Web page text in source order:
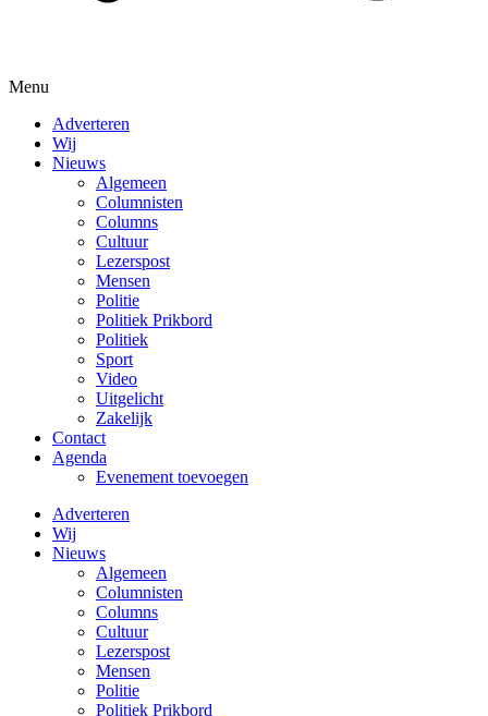
Menu
Adverteren
Wij
Nieuws
Algemeen
Columnisten
Columns
Cultuur
Lezerspost
Mensen
Politie
Politiek Prikbord
Politiek
Sport
Video
Uitgelicht
Zakelijk
Contact
Agenda
Evenement toevoegen
Adverteren
Wij
Nieuws
Algemeen
Columnisten
Columns
Cultuur
Lezerspost
Mensen
Politie
Politiek Prikbord